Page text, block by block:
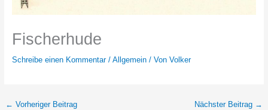
Fischerhude
Schreibe einen Kommentar / Allgemein/ Von Volker
← Vorheriger Beitrag Nächster Beitrag →